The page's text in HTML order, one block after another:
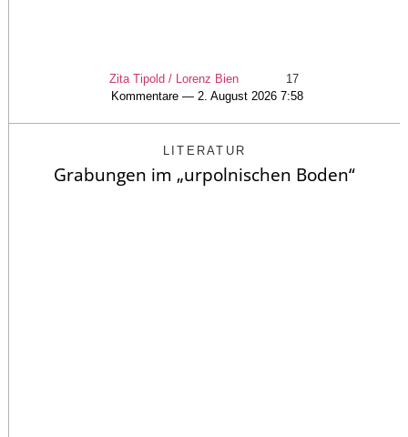
Zita Tipold / Lorenz Bien
17
Kommentare — 2. August 2026 7:58
LITERATUR
Grabungen im „urpolnischen Boden“